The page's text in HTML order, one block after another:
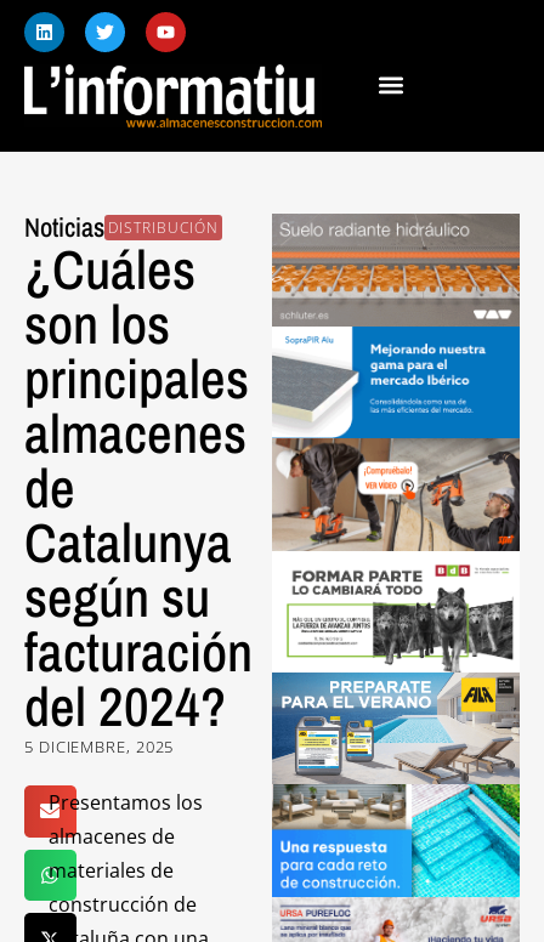
Noticias DISTRIBUCIÓN
¿Cuáles
son los
principales
almacenes
de
Catalunya
según su
facturación
del 2024?
5 DICIEMBRE, 2025
Presentamos los
almacenes de
materiales de
construcción de